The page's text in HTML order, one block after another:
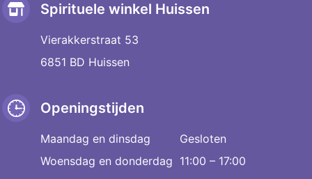
Spirituele winkel Huissen
Vierakkerstraat 53
6851 BD Huissen
Openingstijden
Maandag en dinsdag
Gesloten
Woensdag en donderdag 11:00 – 17:00